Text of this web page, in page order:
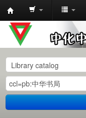
中
化
中
学
图
书
馆